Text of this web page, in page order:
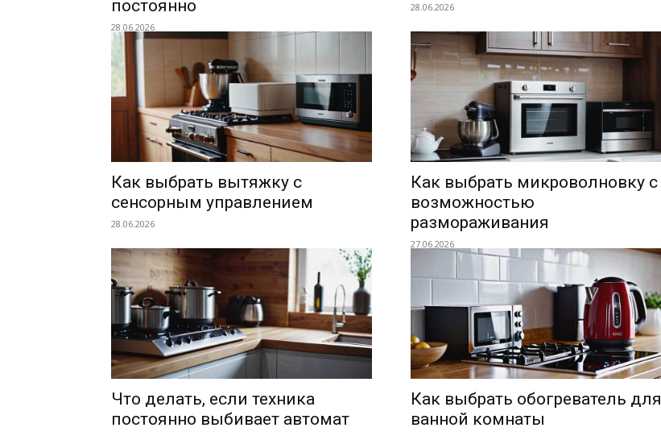
постоянно
28.06.2026
28.06.2026
Как выбрать вытяжку с
сенсорным управлением
28.06.2026
Как выбрать микроволновку с
возможностью
размораживания
27.06.2026
Что делать, если техника
постоянно выбивает автомат
Как выбрать обогреватель для
ванной комнаты